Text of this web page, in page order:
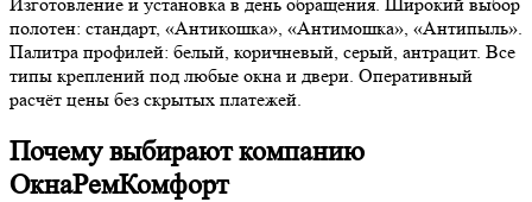
полотен: стандарт, «Антикошка», «Антимошка», «Антипыль».
Палитра профилей: белый, коричневый, серый, антрацит. Все
типы креплений под любые окна и двери. Оперативный
расчёт цены без скрытых платежей.
Почему выбирают компанию
ОкнаРемКомфорт